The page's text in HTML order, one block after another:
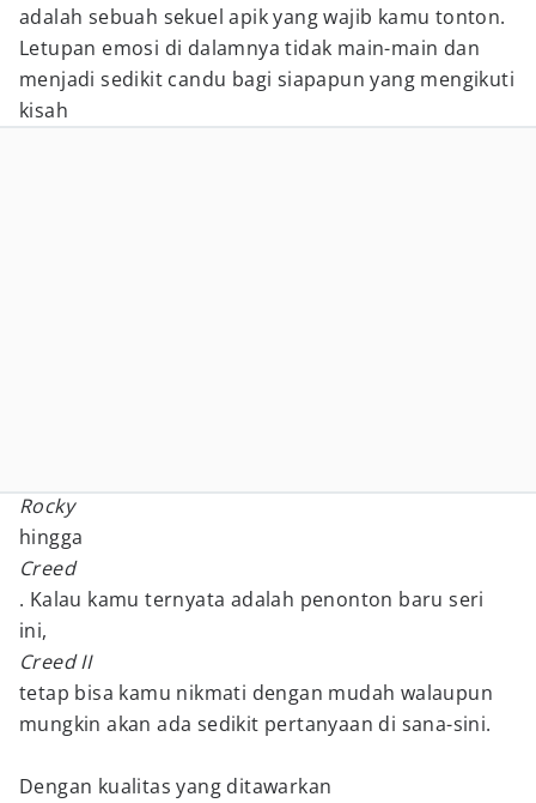
adalah sebuah sekuel apik yang wajib kamu tonton.
Letupan emosi di dalamnya tidak main-main dan
menjadi sedikit candu bagi siapapun yang mengikuti
kisah
Rocky
hingga
Creed
. Kalau kamu ternyata adalah penonton baru seri
ini,
Creed II
tetap bisa kamu nikmati dengan mudah walaupun
mungkin akan ada sedikit pertanyaan di sana-sini.
Dengan kualitas yang ditawarkan